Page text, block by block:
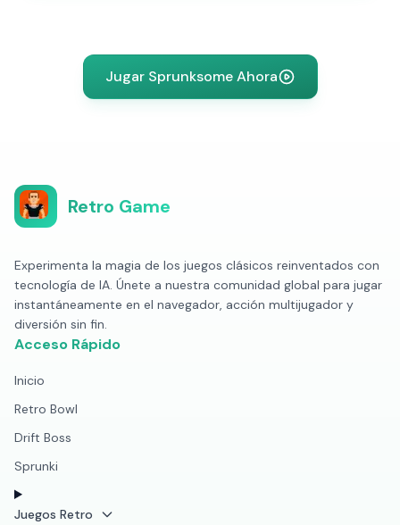
Jugar Sprunksome Ahora
Retro Game
Experimenta la magia de los juegos clásicos reinventados con
tecnología de IA. Únete a nuestra comunidad global para jugar
instantáneamente en el navegador, acción multijugador y
diversión sin fin.
Acceso Rápido
Inicio
Retro Bowl
Drift Boss
Sprunki
Juegos Retro